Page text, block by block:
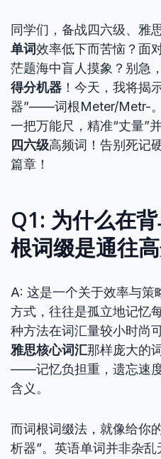
同学们，备战四六级、雅
单词效率低下而苦恼？面
茫题海中盲人摸象？别急
得分机器 ！今天，我将揭
器”——词根Meter/Metr-
一把万能尺，精准“丈量”
四六级高频词！告别死记
篇章！
Q1: 为什么在
根词缀是通往
A: 这是一个关于效率与策
方式，往往是孤立地记忆
种方法在词汇量较小时尚
雅思核心词汇那样庞大的
——记忆负担重，遗忘速
含义。
而词根词缀法，就像给你
析器”。英语单词并非杂乱